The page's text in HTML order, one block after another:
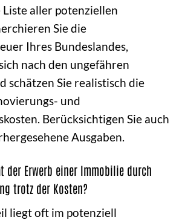
aller potenziellen
Sie die
Ihres Bundeslandes,
nach den ungefähren
schätzen Sie realistisch die
und
Berücksichtigen Sie auch
Ausgaben.
der Erwerb einer Immobilie durch
trotz der Kosten?
liegt oft im potenziell